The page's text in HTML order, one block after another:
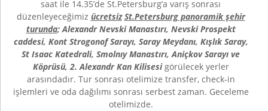
saat ile 14.35’de St.Petersburg’a varış sonrası
düzenleyeceğimiz ücretsiz St.Petersburg panoramik şehir
turunda; Alexandr Nevski Manastırı, Nevski Prospekt
caddesi, Kont Strogonof Sarayı, Saray Meydanı, Kışlık Saray,
St Isaac Katedrali, Smolnıy Manastırı, Aniçkov Sarayı ve
Köprüsü, 2. Alexandr Kan Kilisesigörülecek yerler
arasındadır. Tur sonrası otelimize transfer, check-in
işlemleri ve oda dağılımı sonrası serbest zaman. Geceleme
otelimizde.